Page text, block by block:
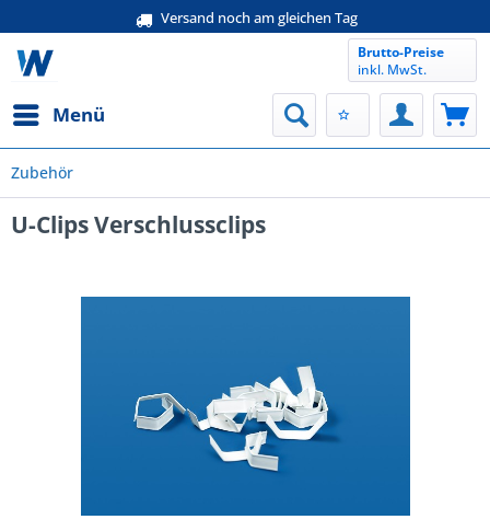
Versand noch am gleichen Tag
Menü
Brutto-Preise
inkl. MwSt.
Zubehör
U-Clips Verschlussclips